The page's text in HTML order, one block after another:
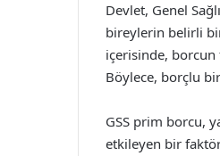
Devlet, Genel
bireylerin belirli bir
içerisinde, borcun
Böylece, borçlu
GSS prim borcu,
etkileyen bir